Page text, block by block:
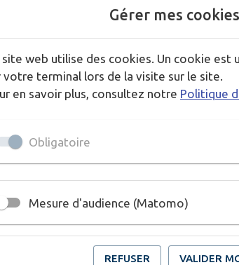
Gérer mes
site web utilise des cookies. Un cookie est
votre terminal lors de la visite sur le site.
en savoir plus, consultez notre Politique
Obligatoire
Mesure d'audience (Matomo)
REFUSER VALIDER